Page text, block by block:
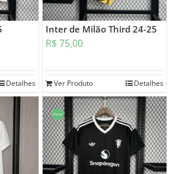
Detalhes
Inter de Milão Third 24-25
R$ 75,00
Ver Produto Detalhes
Oferta!